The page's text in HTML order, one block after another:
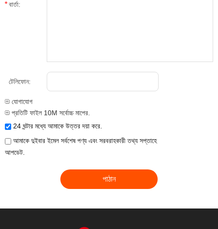
বার্তা:
টেলিফোন:
যোগাযোগ
প্রতিটি ফাইল 10M সর্বোচ্চ মাপের.
24 ঘন্টার মধ্যে আমাকে উত্তর দয়া করে.
আমাকে দুইবার ইমেল সর্বশেষ পণ্য এবং সরবরাহকারী তথ্য সপ্তাহে
আপডেট.